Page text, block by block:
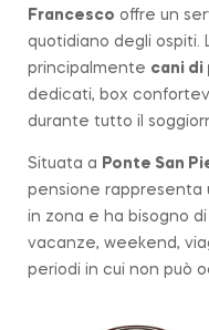
Francesco offre un
quotidiano degli ospiti.
principalmente cani di
dedicati, box
durante tutto il
Situata a Ponte San
pensione rappresenta
in zona e ha bisogno
vacanze, weekend,
periodi in cui non può